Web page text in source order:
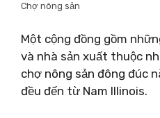
Chợ nông sản
Một cộng đồng gồm
và nhà sản xuất thuộc
chợ nông sản đông đúc
đều đến từ Nam Illinois.